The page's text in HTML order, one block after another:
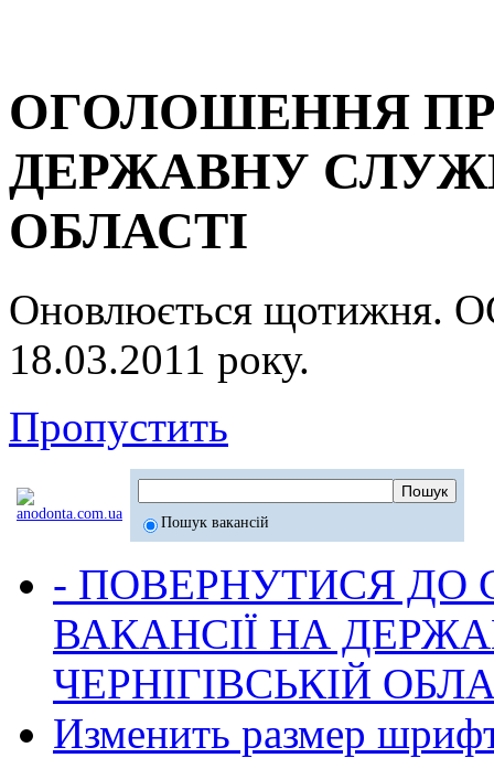
ОГОЛОШЕННЯ
ДЕРЖАВНУ
ОБЛАСТІ
Оновлюється
18.03.2011 року.
Пропустить
Пошук вакансій
- ПОВЕРНУТИСЯ ДО
ВАКАНСІЇ НА
ЧЕРНІГІВСЬКІЙ
Изменить размер